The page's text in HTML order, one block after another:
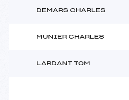
DEMARS CHARLES
MUNIER CHARLES
LARDANT TOM